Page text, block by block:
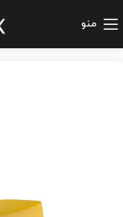
منو